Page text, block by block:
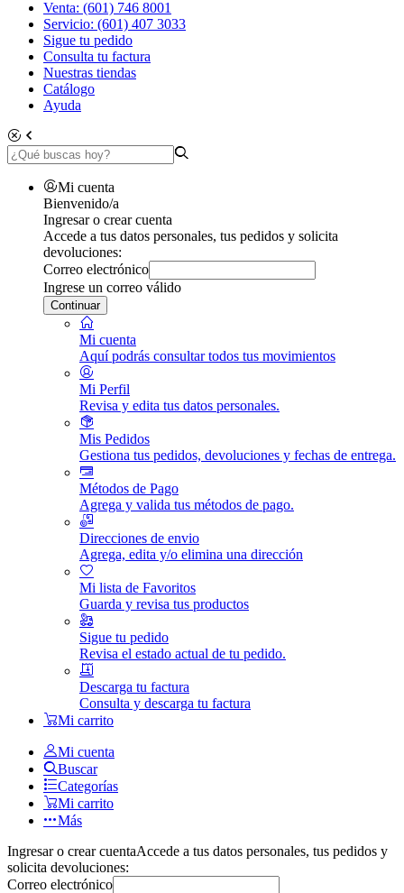
Venta: (601) 746 8001
Servicio: (601) 407 3033
Sigue tu pedido
Consulta tu factura
Nuestras tiendas
Catálogo
Ayuda
Mi cuenta
Bienvenido/a
Ingresar o crear cuenta
Accede a tus datos personales, tus pedidos y solicita
devoluciones:
Correo electrónico
Ingrese un correo válido
Continuar
Mi cuenta
Aquí podrás consultar todos tus movimientos
Mi Perfil
Revisa y edita tus datos personales.
Mis Pedidos
Gestiona tus pedidos, devoluciones y fechas de entrega.
Métodos de Pago
Agrega y valida tus métodos de pago.
Direcciones de envio
Agrega, edita y/o elimina una dirección
Mi lista de Favoritos
Guarda y revisa tus productos
Sigue tu pedido
Revisa el estado actual de tu pedido.
Descarga tu factura
Consulta y descarga tu factura
Mi carrito
Mi cuenta
Buscar
Categorías
Mi carrito
Más
Ingresar o crear cuentaAccede a tus datos personales, tus pedidos y
solicita devoluciones:
Correo electrónico